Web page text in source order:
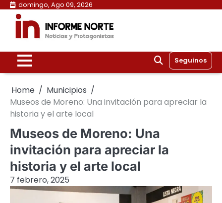
Skip
content
domingo, Ago 09, 2026
Seguinos
Home
Municipios
Museos de Moreno: Una invitación para apreciar la
historia y el arte local
Museos de Moreno: Una
invitación para apreciar la
historia y el arte local
7 febrero, 2025